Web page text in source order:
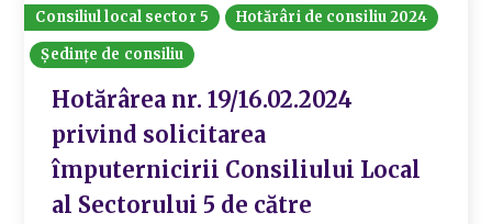
Consiliul local sector 5
Hotărâri de consiliu 2024
Ședințe de consiliu
Hotărârea nr. 19/16.02.2024
privind solicitarea
împuternicirii Consiliului Local
al Sectorului 5 de către